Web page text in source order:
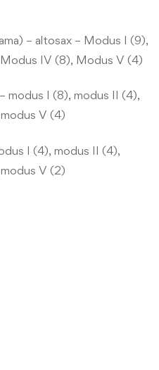
– altosax – Modus I (9),
IV (8), Modus V (4)
modus I (8), modus II (4),
V (4)
I (4), modus II (4),
V (2)